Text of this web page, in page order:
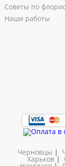
Советы по
Наши работы
Черновцы |
Харьков|